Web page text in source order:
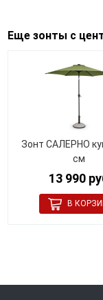
Еще зонты с
Зонт САЛЕРНО
см
13 990